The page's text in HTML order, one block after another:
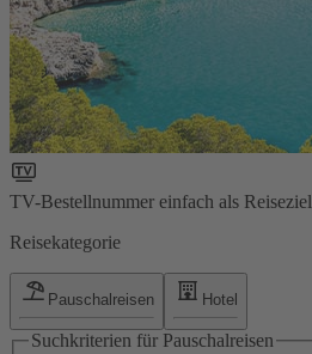
TV-Bestellnummer einfach als
Reisekategorie
Pauschalreisen Hotel
Suchkriterien für Pauschalreisen